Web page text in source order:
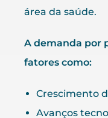
área da saúde.
A demanda por
fatores como:
Crescimento
Avanços